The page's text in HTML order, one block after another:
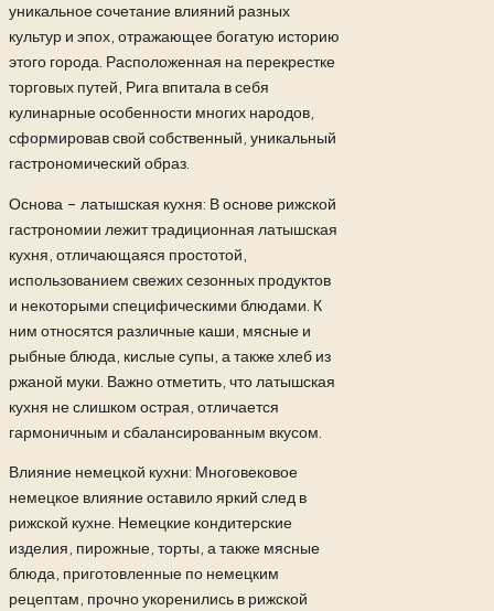
уникальное сочетание влияний разных
культур и эпох, отражающее богатую историю
этого города. Расположенная на перекрестке
торговых путей, Рига впитала в себя
кулинарные особенности многих народов,
сформировав свой собственный, уникальный
гастрономический образ.
Основа – латышская кухня: В основе рижской
гастрономии лежит традиционная латышская
кухня, отличающаяся простотой,
использованием свежих сезонных продуктов
и некоторыми специфическими блюдами. К
ним относятся различные каши, мясные и
рыбные блюда, кислые супы, а также хлеб из
ржаной муки. Важно отметить, что латышская
кухня не слишком острая, отличается
гармоничным и сбалансированным вкусом.
Влияние немецкой кухни: Многовековое
немецкое влияние оставило яркий след в
рижской кухне. Немецкие кондитерские
изделия, пирожные, торты, а также мясные
блюда, приготовленные по немецким
рецептам, прочно укоренились в рижской